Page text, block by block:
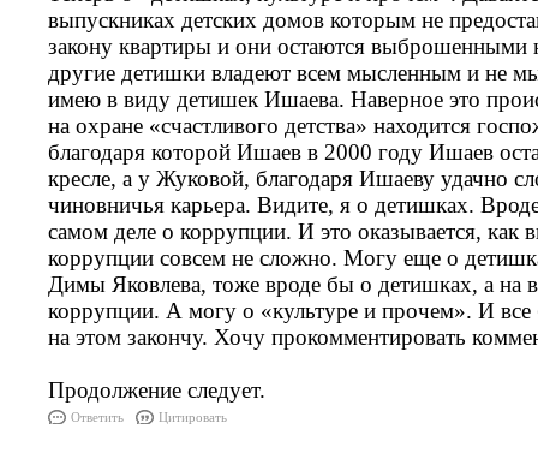
выпускниках детских домов которым не
закону квартиры и они остаются выброшенными
другие детишки владеют всем мысленным и не
имею в виду детишек Ишаева. Наверное это
на охране «счастливого детства» находится
благодаря которой Ишаев в 2000 году Ишаев
кресле, а у Жуковой, благодаря Ишаеву удачно
чиновничья карьера. Видите, я о детишках.
самом деле о коррупции. И это оказывается, как
коррупции совсем не сложно. Могу еще о
Димы Яковлева, тоже вроде бы о детишках, а на
коррупции. А могу о «культуре и прочем». И
на этом закончу. Хочу прокомментировать
Продолжение следует.
Ответить Цитировать